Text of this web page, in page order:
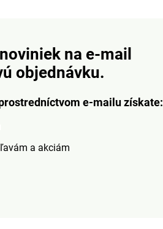
na e-mail
objednávku.
e-mailu získate:
a akciám